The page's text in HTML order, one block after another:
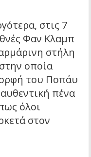
στις 7
Φαν Κλαμπ
στήλη
οποία
του Ποπάυ
πένα
όλοι
στον